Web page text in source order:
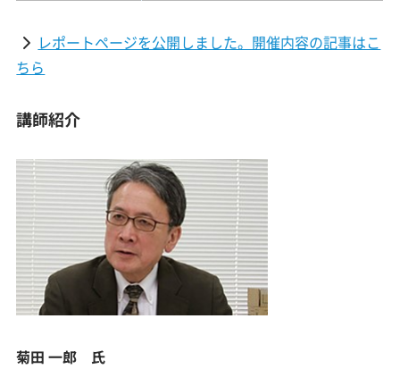
レポートページを公開しました。開催内容の記事はこ
ちら
講師紹介
菊田 一郎 氏